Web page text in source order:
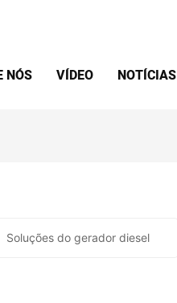
NÓS VÍDEO NOTÍCIAS
Soluções do gerador diesel